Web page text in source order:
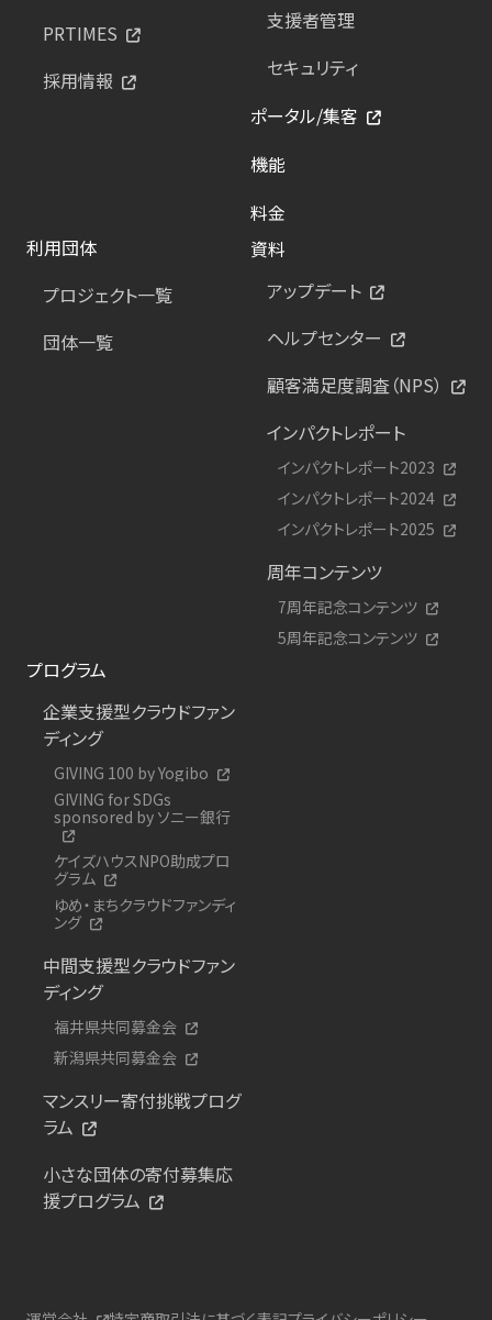
PRTIMES
採用情報
支援者管理
セキュリティ
ポータル/集客
機能
料金
利用団体
プロジェクト一覧
団体一覧
資料
アップデート
ヘルプセンター
顧客満足度調査（NPS）
インパクトレポート
インパクトレポート2023
インパクトレポート2024
インパクトレポート2025
周年コンテンツ
7周年記念コンテンツ
5周年記念コンテンツ
プログラム
企業支援型クラウドファン
ディング
GIVING 100 by Yogibo
GIVING for SDGs
sponsored by ソニー銀行
ケイズハウスNPO助成プロ
グラム
ゆめ・まちクラウドファンディ
ング
中間支援型クラウドファン
ディング
福井県共同募金会
新潟県共同募金会
マンスリー寄付挑戦プログ
ラム
小さな団体の寄付募集応
援プログラム